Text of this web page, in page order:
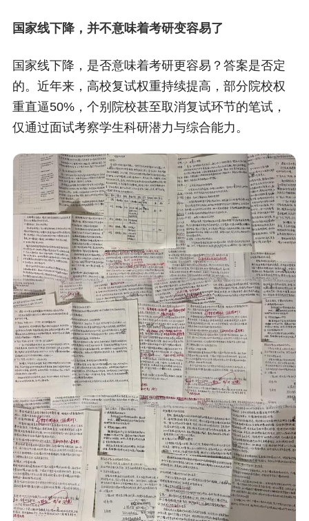
国家线下降，并不意味着考研变容易了
国家线下降，是否意味着考研更容易？答案是否定
的。近年来，高校复试权重持续提高，部分院校权
重直逼50%，个别院校甚至取消复试环节的笔试，
仅通过面试考察学生科研潜力与综合能力。